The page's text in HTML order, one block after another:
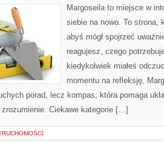
Margoseila to miejsce w
siebie na nowo. To strona,
abyś mógł spojrzeć
reagujesz, czego
kiedykolwiek miałeś
momentu na refleksję,
porad, lecz kompas, która pomaga
Ciekawe kategorie […]